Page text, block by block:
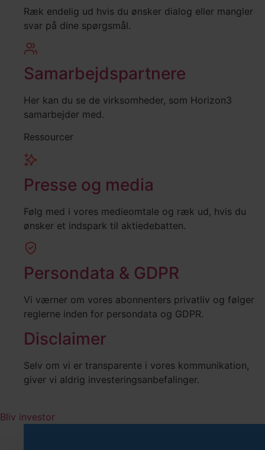
Ræk endelig ud hvis du ønsker dialog eller mangler
svar på dine spørgsmål.
Samarbejdspartnere
Her kan du se de virksomheder, som Horizon3
samarbejder med.
Ressourcer
Presse og media
Følg med i vores medieomtale og ræk ud, hvis du
ønsker et indspark til aktiedebatten.
Persondata & GDPR
Vi værner om vores abonnenters privatliv og følger
reglerne inden for persondata og GDPR.
Disclaimer
Selv om vi er transparente i vores kommunikation,
giver vi aldrig investeringsanbefalinger.
Bliv investor